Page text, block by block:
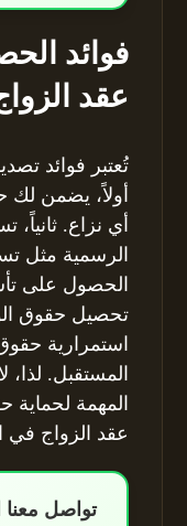
فوائد
عقد
تُعتبر فوائد
أولاً، يضمن لك
أي نزاع. ثانياً،
الرسمية مثل
الحصول على
تحصيل حقوق
استمرارية
المستقبل. لذا،
المهمة
عقد الزواج في
تواصل معنا